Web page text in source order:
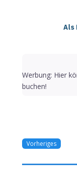
Als
Werbung: Hier
buchen!
Vorheriges